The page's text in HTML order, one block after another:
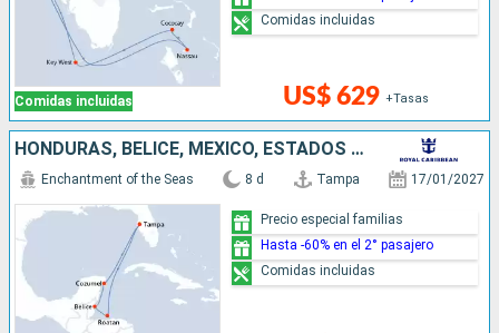
Comidas incluidas US$ 629 +Tasas
Comidas incluidas
HONDURAS, BELICE, MÉXICO, ESTADOS UNIDOS
Enchantment of the Seas 8 d Tampa 17/01/2027
Precio especial familias
Hasta -60% en el 2° pasajero
Comidas incluidas